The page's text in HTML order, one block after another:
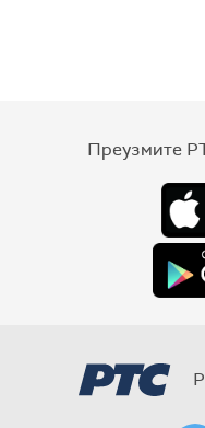
Преузмите